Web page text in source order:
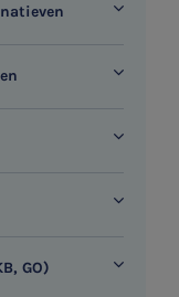
GO)